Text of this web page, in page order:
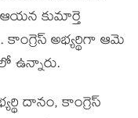
ఆయ‌న కుమార్తె
అభ్య‌ర్థిగా ఆమె
ఉన్నారు.
దానం, కాంగ్రెస్